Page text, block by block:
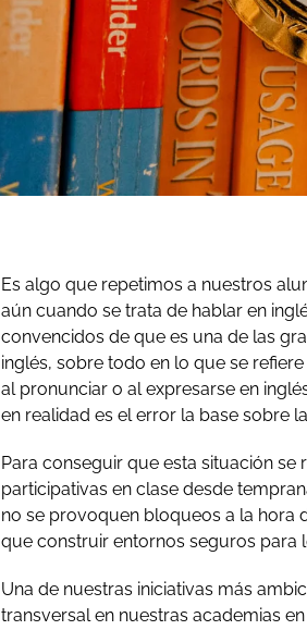
Es algo que repetimos a nuestros
aún cuando se trata de hablar en
convencidos de que es una de las
inglés, sobre todo en lo que se
al pronunciar o al expresarse en
en realidad es el error la base sobre
Para conseguir que esta situación
participativas en clase desde
no se provoquen bloqueos a la hora
que construir entornos seguros para
Una de nuestras iniciativas más
transversal en nuestras academias